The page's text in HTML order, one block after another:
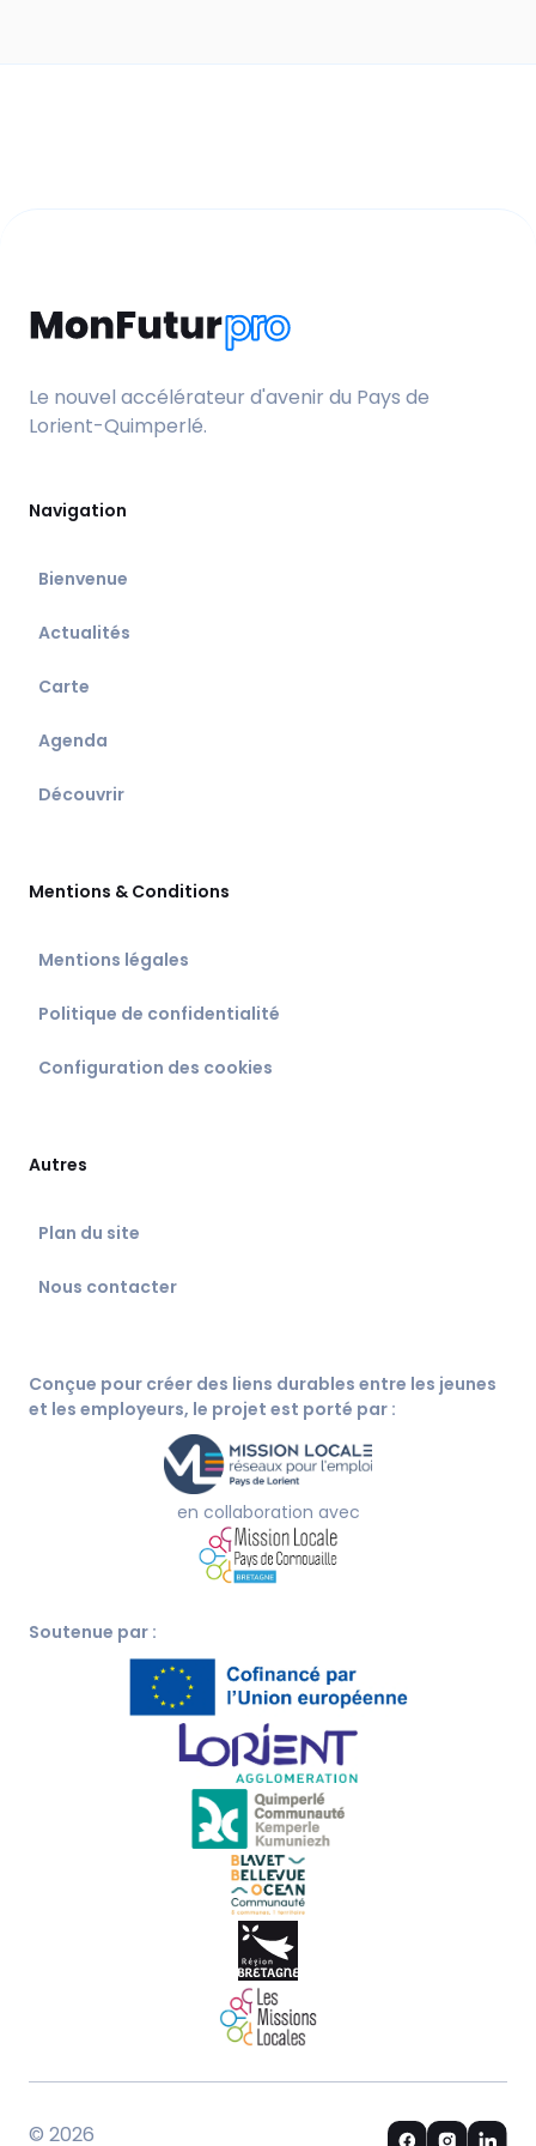
Le nouvel accélérateur d'avenir du Pays de
Lorient-Quimperlé.
Navigation
Bienvenue
Actualités
Carte
Agenda
Découvrir
Mentions & Conditions
Mentions légales
Politique de confidentialité
Configuration des cookies
Autres
Plan du site
Nous contacter
Conçue pour créer des liens durables entre les jeunes
et les employeurs, le projet est porté par :
en collaboration avec
Soutenue par :
© 2026